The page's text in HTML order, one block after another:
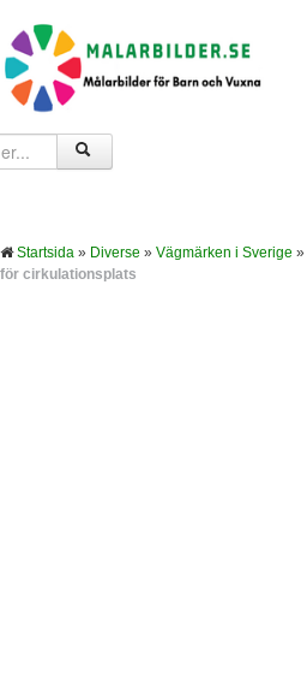
Startsida » Diverse » Vägmärken i Sverige »
för cirkulationsplats